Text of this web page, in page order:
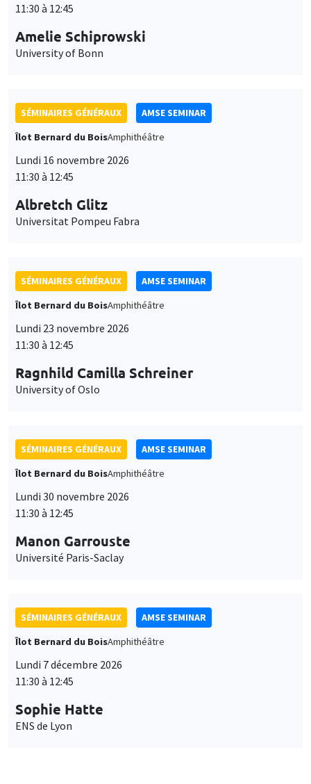
11:30 à 12:45
Amelie Schiprowski
University of Bonn
SÉMINAIRES GÉNÉRAUX
AMSE SEMINAR
Îlot Bernard du BoisAmphithéâtre
Lundi 16 novembre 2026
11:30 à 12:45
Albretch Glitz
Universitat Pompeu Fabra
SÉMINAIRES GÉNÉRAUX
AMSE SEMINAR
Îlot Bernard du BoisAmphithéâtre
Lundi 23 novembre 2026
11:30 à 12:45
Ragnhild Camilla Schreiner
University of Oslo
SÉMINAIRES GÉNÉRAUX
AMSE SEMINAR
Îlot Bernard du BoisAmphithéâtre
Lundi 30 novembre 2026
11:30 à 12:45
Manon Garrouste
Université Paris-Saclay
SÉMINAIRES GÉNÉRAUX
AMSE SEMINAR
Îlot Bernard du BoisAmphithéâtre
Lundi 7 décembre 2026
11:30 à 12:45
Sophie Hatte
ENS de Lyon